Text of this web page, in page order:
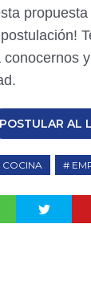
conocernos
POSTULAR AL
COCINA